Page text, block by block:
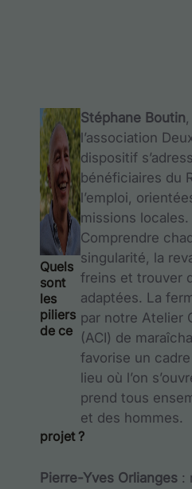
Stéphane Boutin
l’association
dispositif
bénéficiaires du
l’emploi,
missions
Comprendre
singularité, la
freins et trouver
adaptées. La
par notre Atelier
(ACI) de
favorise un cadre
lieu où l’on
prend tous
et des hommes.
Quels
sont
les
piliers
de ce
projet ?
Pierre-Yves Orlianges :